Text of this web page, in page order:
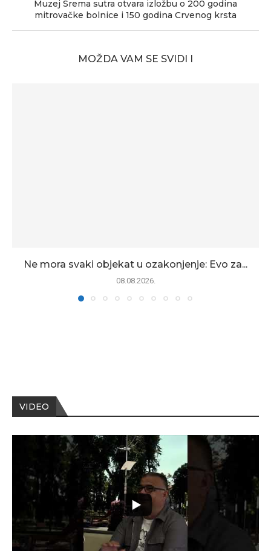
Muzej Srema sutra otvara izložbu o 200 godina
mitrovačke bolnice i 150 godina Crvenog krsta
MOŽDA VAM SE SVIDI I
Ne mora svaki objekat u ozakonjenje: Evo za...
08.08.2026.
VIDEO